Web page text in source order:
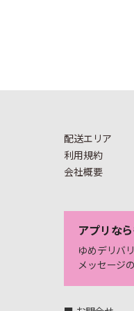
配送エリア
利用規約
会社概要
アプリな
ゆめデリバ
メッセージ